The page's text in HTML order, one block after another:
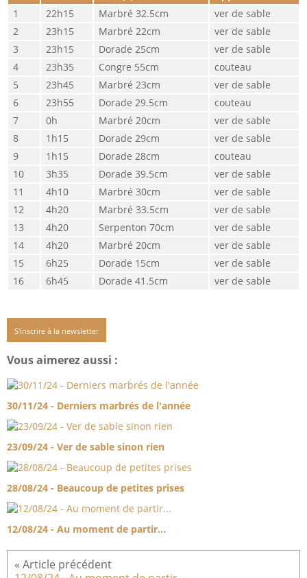
22h15
Marbré 32.5cm
ver de sable
23h15
Marbré 22cm
ver de sable
23h15
Dorade 25cm
ver de sable
23h35
Congre 55cm
couteau
23h45
Marbré 23cm
ver de sable
23h55
Dorade 29.5cm
couteau
0h
Marbré 20cm
ver de sable
1h15
Dorade 29cm
ver de sable
1h15
Dorade 28cm
couteau
3h35
Dorade 39.5cm
ver de sable
4h10
Marbré 30cm
ver de sable
4h20
Marbré 33.5cm
ver de sable
4h20
Serpenton 70cm
ver de sable
4h20
Marbré 20cm
ver de sable
6h25
Dorade 15cm
ver de sable
6h45
Dorade 41.5cm ver de sable
S'inscrire à la newsletter
Vous aimerez aussi :
30/11/24 - Derniers marbrés de l'année
23/09/24 - Ver de sable sinon rien
28/08/24 - Beaucoup de petites prises
12/08/24 - Au moment de partir...